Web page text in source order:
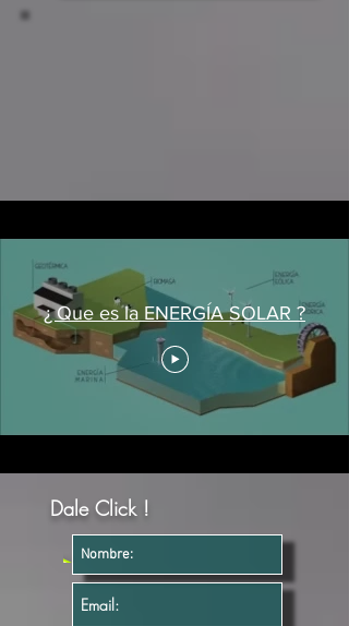
¿ Que es la ENERGÍA SOLAR ?
Dale Click !